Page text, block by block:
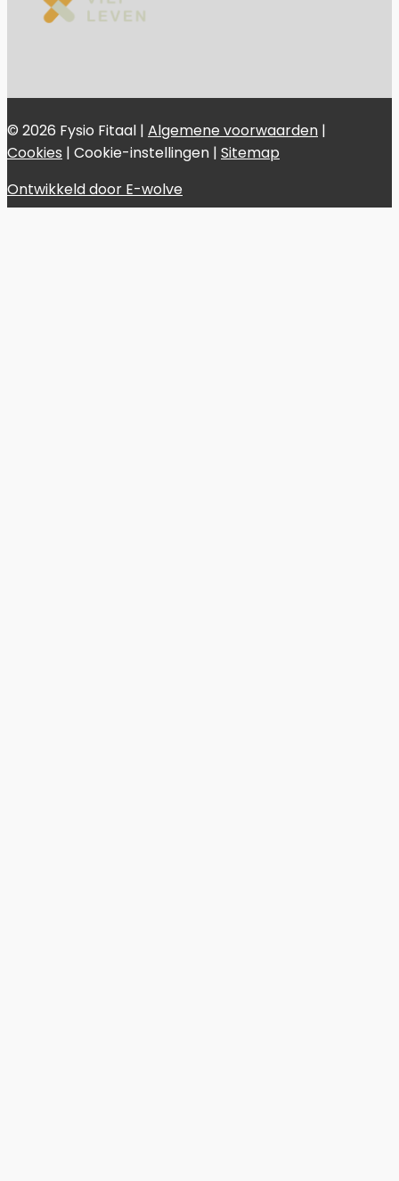
© 2026 Fysio Fitaal | Algemene voorwaarden |
Cookies | Cookie-instellingen | Sitemap
Ontwikkeld door E-wolve